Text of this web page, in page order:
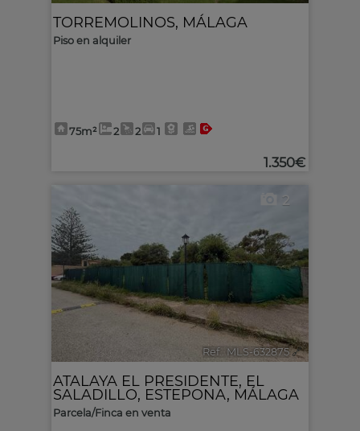
TORREMOLINOS, MÁLAGA
Piso en alquiler
75m² 2 2 1
1.350€
2
Ref.. MLS-632875 🔗
ATALAYA EL PRESIDENTE, EL
SALADILLO, ESTEPONA, MÁLAGA
Parcela/Finca en venta